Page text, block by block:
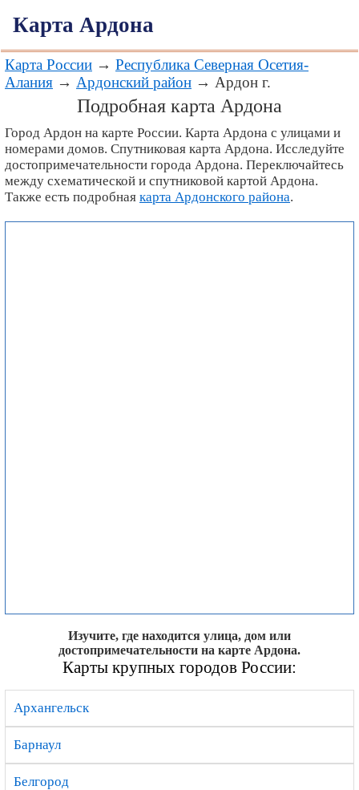
Карта Ардона
Карта России → Республика Северная Осетия-
Алания → Ардонский район → Ардон г.
Подробная карта Ардона
Город Ардон на карте России. Карта Ардона с улицами и
номерами домов. Спутниковая карта Ардона. Исследуйте
достопримечательности города Ардона. Переключайтесь
между схематической и спутниковой картой Ардона.
Также есть подробная карта Ардонского района.
Изучите, где находится улица, дом или
достопримечательности на карте Ардона.
Карты крупных городов России:
Архангельск
Барнаул
Белгород